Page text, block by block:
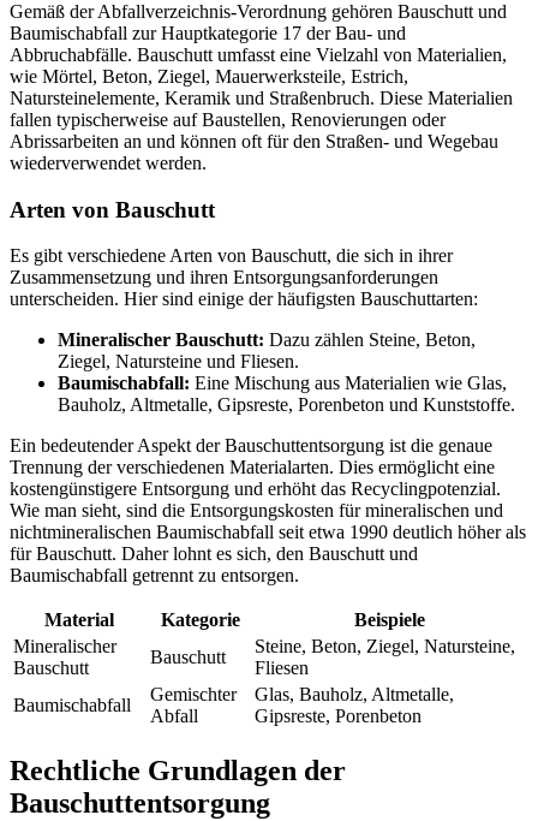
Gemäß der Abfallverzeichnis-Verordnung gehören Bauschutt und
Baumischabfall zur Hauptkategorie 17 der Bau- und
Abbruchabfälle. Bauschutt umfasst eine Vielzahl von Materialien,
wie Mörtel, Beton, Ziegel, Mauerwerksteile, Estrich,
Natursteinelemente, Keramik und Straßenbruch. Diese Materialien
fallen typischerweise auf Baustellen, Renovierungen oder
Abrissarbeiten an und können oft für den Straßen- und Wegebau
wiederverwendet werden.
Arten von Bauschutt
Es gibt verschiedene Arten von Bauschutt, die sich in ihrer
Zusammensetzung und ihren Entsorgungsanforderungen
unterscheiden. Hier sind einige der häufigsten Bauschuttarten:
Mineralischer Bauschutt: Dazu zählen Steine, Beton,
Ziegel, Natursteine und Fliesen.
Baumischabfall: Eine Mischung aus Materialien wie Glas,
Bauholz, Altmetalle, Gipsreste, Porenbeton und Kunststoffe.
Ein bedeutender Aspekt der Bauschuttentsorgung ist die genaue
Trennung der verschiedenen Materialarten. Dies ermöglicht eine
kostengünstigere Entsorgung und erhöht das Recyclingpotenzial.
Wie man sieht, sind die Entsorgungskosten für mineralischen und
nichtmineralischen Baumischabfall seit etwa 1990 deutlich höher als
für Bauschutt. Daher lohnt es sich, den Bauschutt und
Baumischabfall getrennt zu entsorgen.
Material Kategorie
Beispiele
Mineralischer
Bauschutt
Bauschutt
Steine, Beton, Ziegel, Natursteine,
Fliesen
Baumischabfall
Gemischter
Abfall
Glas, Bauholz, Altmetalle,
Gipsreste, Porenbeton
Rechtliche Grundlagen der
Bauschuttentsorgung